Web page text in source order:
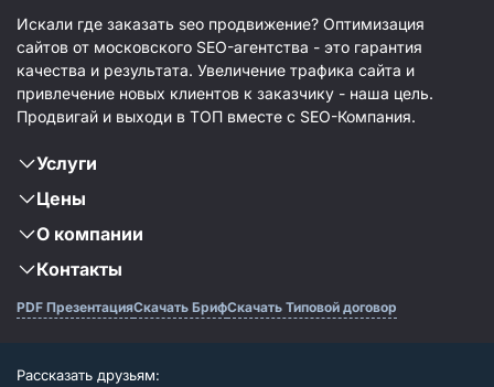
Искали где заказать seo продвижение? Оптимизация
сайтов от московского SEO-агентства - это гарантия
качества и результата. Увеличение трафика сайта и
привлечение новых клиентов к заказчику - наша цель.
Продвигай и выходи в ТОП вместе с SEO-Компания.
Услуги
Цены
О компании
Контакты
PDF ПрезентацияСкачать БрифСкачать Типовой договор
Рассказать друзьям: